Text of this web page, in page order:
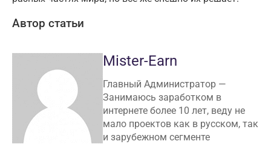
Автор статьи
Mister-Earn
Главный Администратор —
Занимаюсь заработком в
интернете более 10 лет, веду не
мало проектов как в русском, так
и зарубежном сегменте